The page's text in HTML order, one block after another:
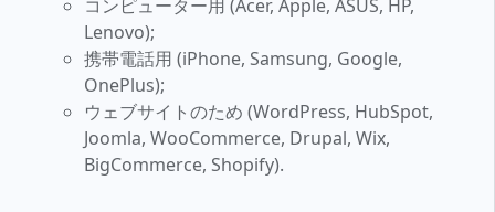
コンピューター用 (Acer, Apple, ASUS, HP,
Lenovo);
携帯電話用 (iPhone, Samsung, Google,
OnePlus);
ウェブサイトのため (WordPress, HubSpot,
Joomla, WooCommerce, Drupal, Wix,
BigCommerce, Shopify).